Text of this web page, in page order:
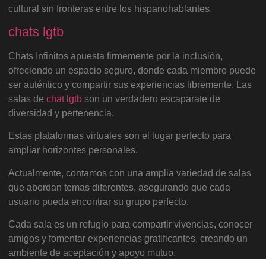
cultural sin fronteras entre los hispanohablantes.
chats lgtb
Chats Infinitos apuesta firmemente por la inclusión,
ofreciendo un espacio seguro, donde cada miembro puede
ser auténtico y compartir sus experiencias libremente. Las
salas de chat lgtb son un verdadero escaparate de
diversidad y pertenencia.
Estas plataformas virtuales son el lugar perfecto para
ampliar horizontes personales.
Actualmente, contamos con una amplia variedad de salas
que abordan temas diferentes, asegurando que cada
usuario pueda encontrar su grupo perfecto.
Cada sala es un refugio para compartir vivencias, conocer
amigos y fomentar experiencias gratificantes, creando un
ambiente de aceptación y apoyo mutuo.